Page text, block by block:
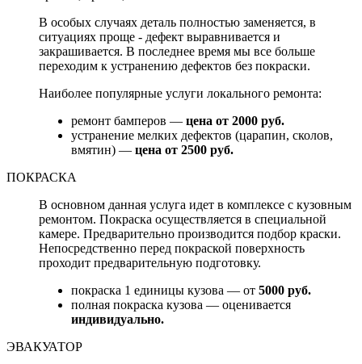
В особых случаях деталь полностью заменяется, в
ситуациях проще - дефект выравнивается и
закрашивается. В последнее время мы все больше
переходим к устранению дефектов без покраски.
Наиболее популярные услуги локального ремонта:
ремонт бамперов — цена от 2000 руб.
устранение мелких дефектов (царапин, сколов,
вмятин) — цена от 2500 руб.
ПОКРАСКА
В основном данная услуга идет в комплексе с кузовным
ремонтом. Покраска осуществляется в специальной
камере. Предварительно производится подбор краски.
Непосредственно перед покраской поверхность
проходит предварительную подготовку.
покраска 1 единицы кузова — от 5000 руб.
полная покраска кузова — оценивается
индивидуально.
ЭВАКУАТОР